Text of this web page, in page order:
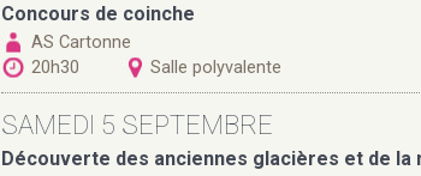
Concours de coinche
AS Cartonne
20h30
Salle polyvalente
SAMEDI 5 SEPTEMBRE
Découverte des anciennes glacières et de la